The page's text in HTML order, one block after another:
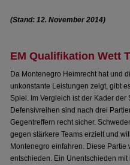
(Stand: 12. November 2014)
EM Qualifikation Wett
Da Montenegro Heimrecht hat und
unkonstante Leistungen zeigt, gibt
Spiel. Im Vergleich ist der Kader
Defensivreihen sind nach drei
Gegentreffern recht sicher.
gegen stärkere Teams erzielt und
Montenegro einfahren. Diese Partie
entschieden. Ein Unentschieden